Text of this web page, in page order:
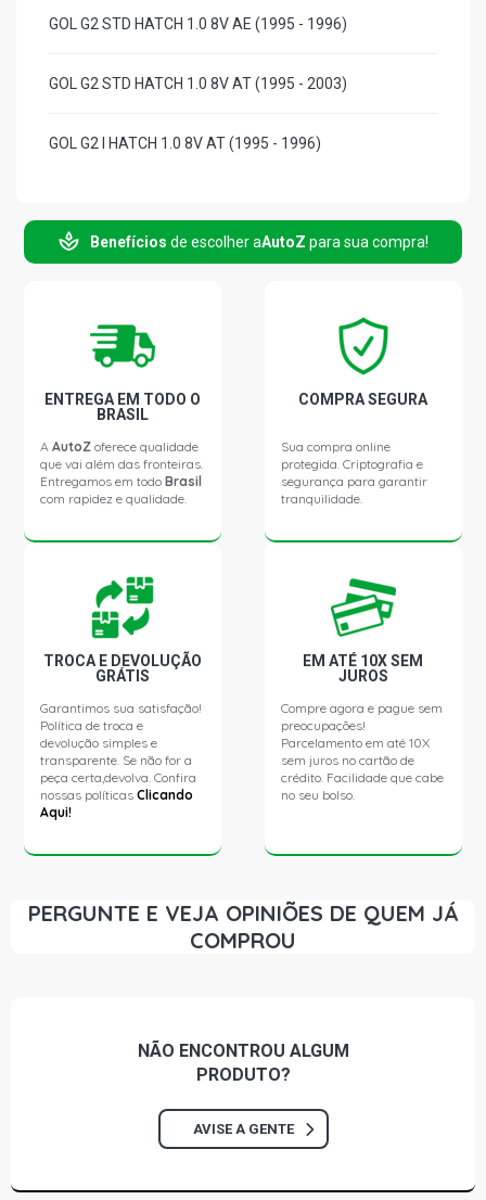
GOL G2 STD HATCH 1.0 8V AE (1995 - 1996)
GOL G2 STD HATCH 1.0 8V AT (1995 - 2003)
GOL G2 I HATCH 1.0 8V AT (1995 - 1996)
GOL G2 SPECIAL HATCH 1.0 8V AT (1997 - 2005)
GOL G2 STD HATCH 1.6 8V AE (1995 - 1997)
GOL G2 I HATCH 1.6 8V AE (1995 - 1997)
GOL G2 STD HATCH 1.6 8V AP (1995 - 1999)
GOL G2 CL HATCH 1.6 8V AP (1997 - 1999)
GOL G2 CLI HATCH 1.6 8V AP (1995 - 1996)
GOL G2 COPA HATCH 1.6 8V AP (1995 - 1996)
GOL G2 GL HATCH 1.6 8V AP (1995 - 1999)
GOL G2 I HATCH 1.6 8V AP (1995 - 1998)
GOL G2 MI HATCH 1.6 8V AP (1997 - 2003)
GOL G2 ROLLING STONES HATCH 1.6 8V AP (1995 -
GOL G2 STAR HATCH 1.6 8V AP (1996 - 1998)
Benefícios de escolher aAutoZ para sua compra!
ENTREGA EM TODO O
BRASIL
AAutoZ oferece qualidade
que vai além das fronteiras.
Entregamos em todoBrasil
com rapidez e qualidade.
COMPRA SEGURA
Sua compra online
protegida. Criptografia e
segurança para garantir
tranquilidade.
TROCA E DEVOLUÇÃO
GRÁTIS
Garantimos sua satisfação!
Política de troca e
devolução simples e
transparente. Se não for a
peça certa,devolva. Confira
nossas políticasClicando
Aqui!
EM ATÉ 10X SEM
JUROS
Compre agora e pague sem
preocupações!
Parcelamento em até 10X
sem juros no cartão de
crédito. Facilidade que cabe
no seu bolso.
PERGUNTE E VEJA OPINIÕES DE QUEM JÁ
COMPROU
NÃO ENCONTROU ALGUM
PRODUTO?
AVISE A GENTE